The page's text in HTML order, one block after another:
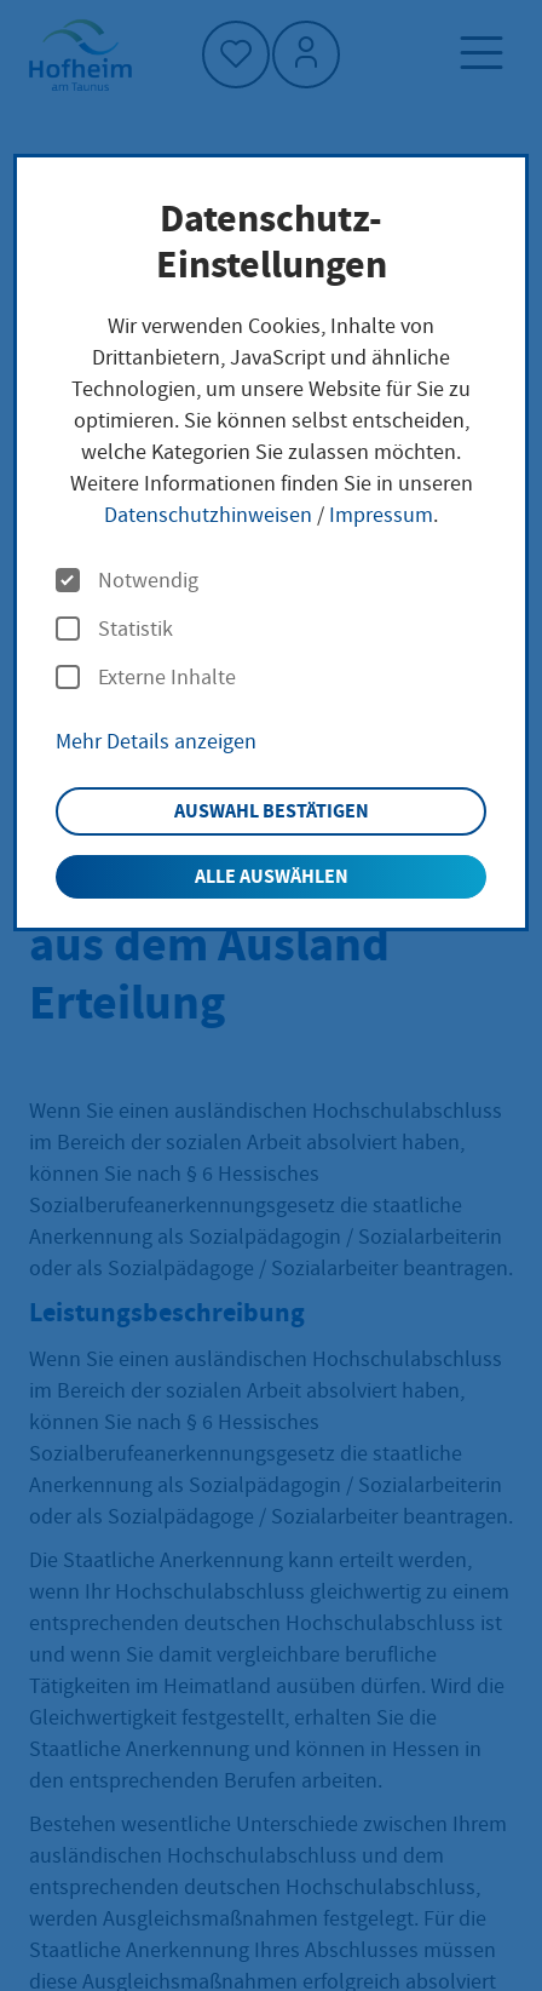
Startseite"
Dienstleistung-Finder
Lokale Anliegen
Erlaubnis zum Führen der Berufsbezeichnung
Sozialpädagogin/Sozialarbeiterin oder
Sozialpädagoge/Sozialarbeiter bei
Berufsqualifikation aus dem Ausland Erteilung
Erlaubnis zum Führen
Berufsbezeichnung
Sozialpädagogin/Sozia
larbeiterin oder
Sozialpädagoge/Sozial
arbeiter bei
Berufsqualifikation
aus dem Ausland
Erteilung
Wenn Sie einen ausländischen Hochschulabschluss
im Bereich der sozialen Arbeit absolviert haben,
können Sie nach § 6 Hessisches
Sozialberufeanerkennungsgesetz die staatliche
Anerkennung als Sozialpädagogin / Sozialarbeiterin
oder als Sozialpädagoge / Sozialarbeiter beantragen.
Leistungsbeschreibung
Wenn Sie einen ausländischen Hochschulabschluss
im Bereich der sozialen Arbeit absolviert haben,
können Sie nach § 6 Hessisches
Sozialberufeanerkennungsgesetz die staatliche
Anerkennung als Sozialpädagogin / Sozialarbeiterin
oder als Sozialpädagoge / Sozialarbeiter beantragen.
Die Staatliche Anerkennung kann erteilt werden,
wenn Ihr Hochschulabschluss gleichwertig zu einem
entsprechenden deutschen Hochschulabschluss ist
und wenn Sie damit vergleichbare berufliche
Tätigkeiten im Heimatland ausüben dürfen. Wird die
Gleichwertigkeit festgestellt, erhalten Sie die
Staatliche Anerkennung und können in Hessen in
den entsprechenden Berufen arbeiten.
Bestehen wesentliche Unterschiede zwischen Ihrem
ausländischen Hochschulabschluss und dem
entsprechenden deutschen Hochschulabschluss,
werden Ausgleichsmaßnahmen festgelegt. Für die
Staatliche Anerkennung Ihres Abschlusses müssen
diese Ausgleichsmaßnahmen erfolgreich absolviert
Datenschutz-
Einstellungen
Wir verwenden Cookies, Inhalte von
Drittanbietern, JavaScript und ähnliche
Technologien, um unsere Website für Sie zu
optimieren. Sie können selbst entscheiden,
welche Kategorien Sie zulassen möchten.
Weitere Informationen finden Sie in unseren
Datenschutzhinweisen / Impressum.
O
p
t
i
e
n
Notwendig
Statistik
Externe Inhalte
Mehr Details anzeigen
AUSWAHL BESTÄTIGEN
ALLE AUSWÄHLEN